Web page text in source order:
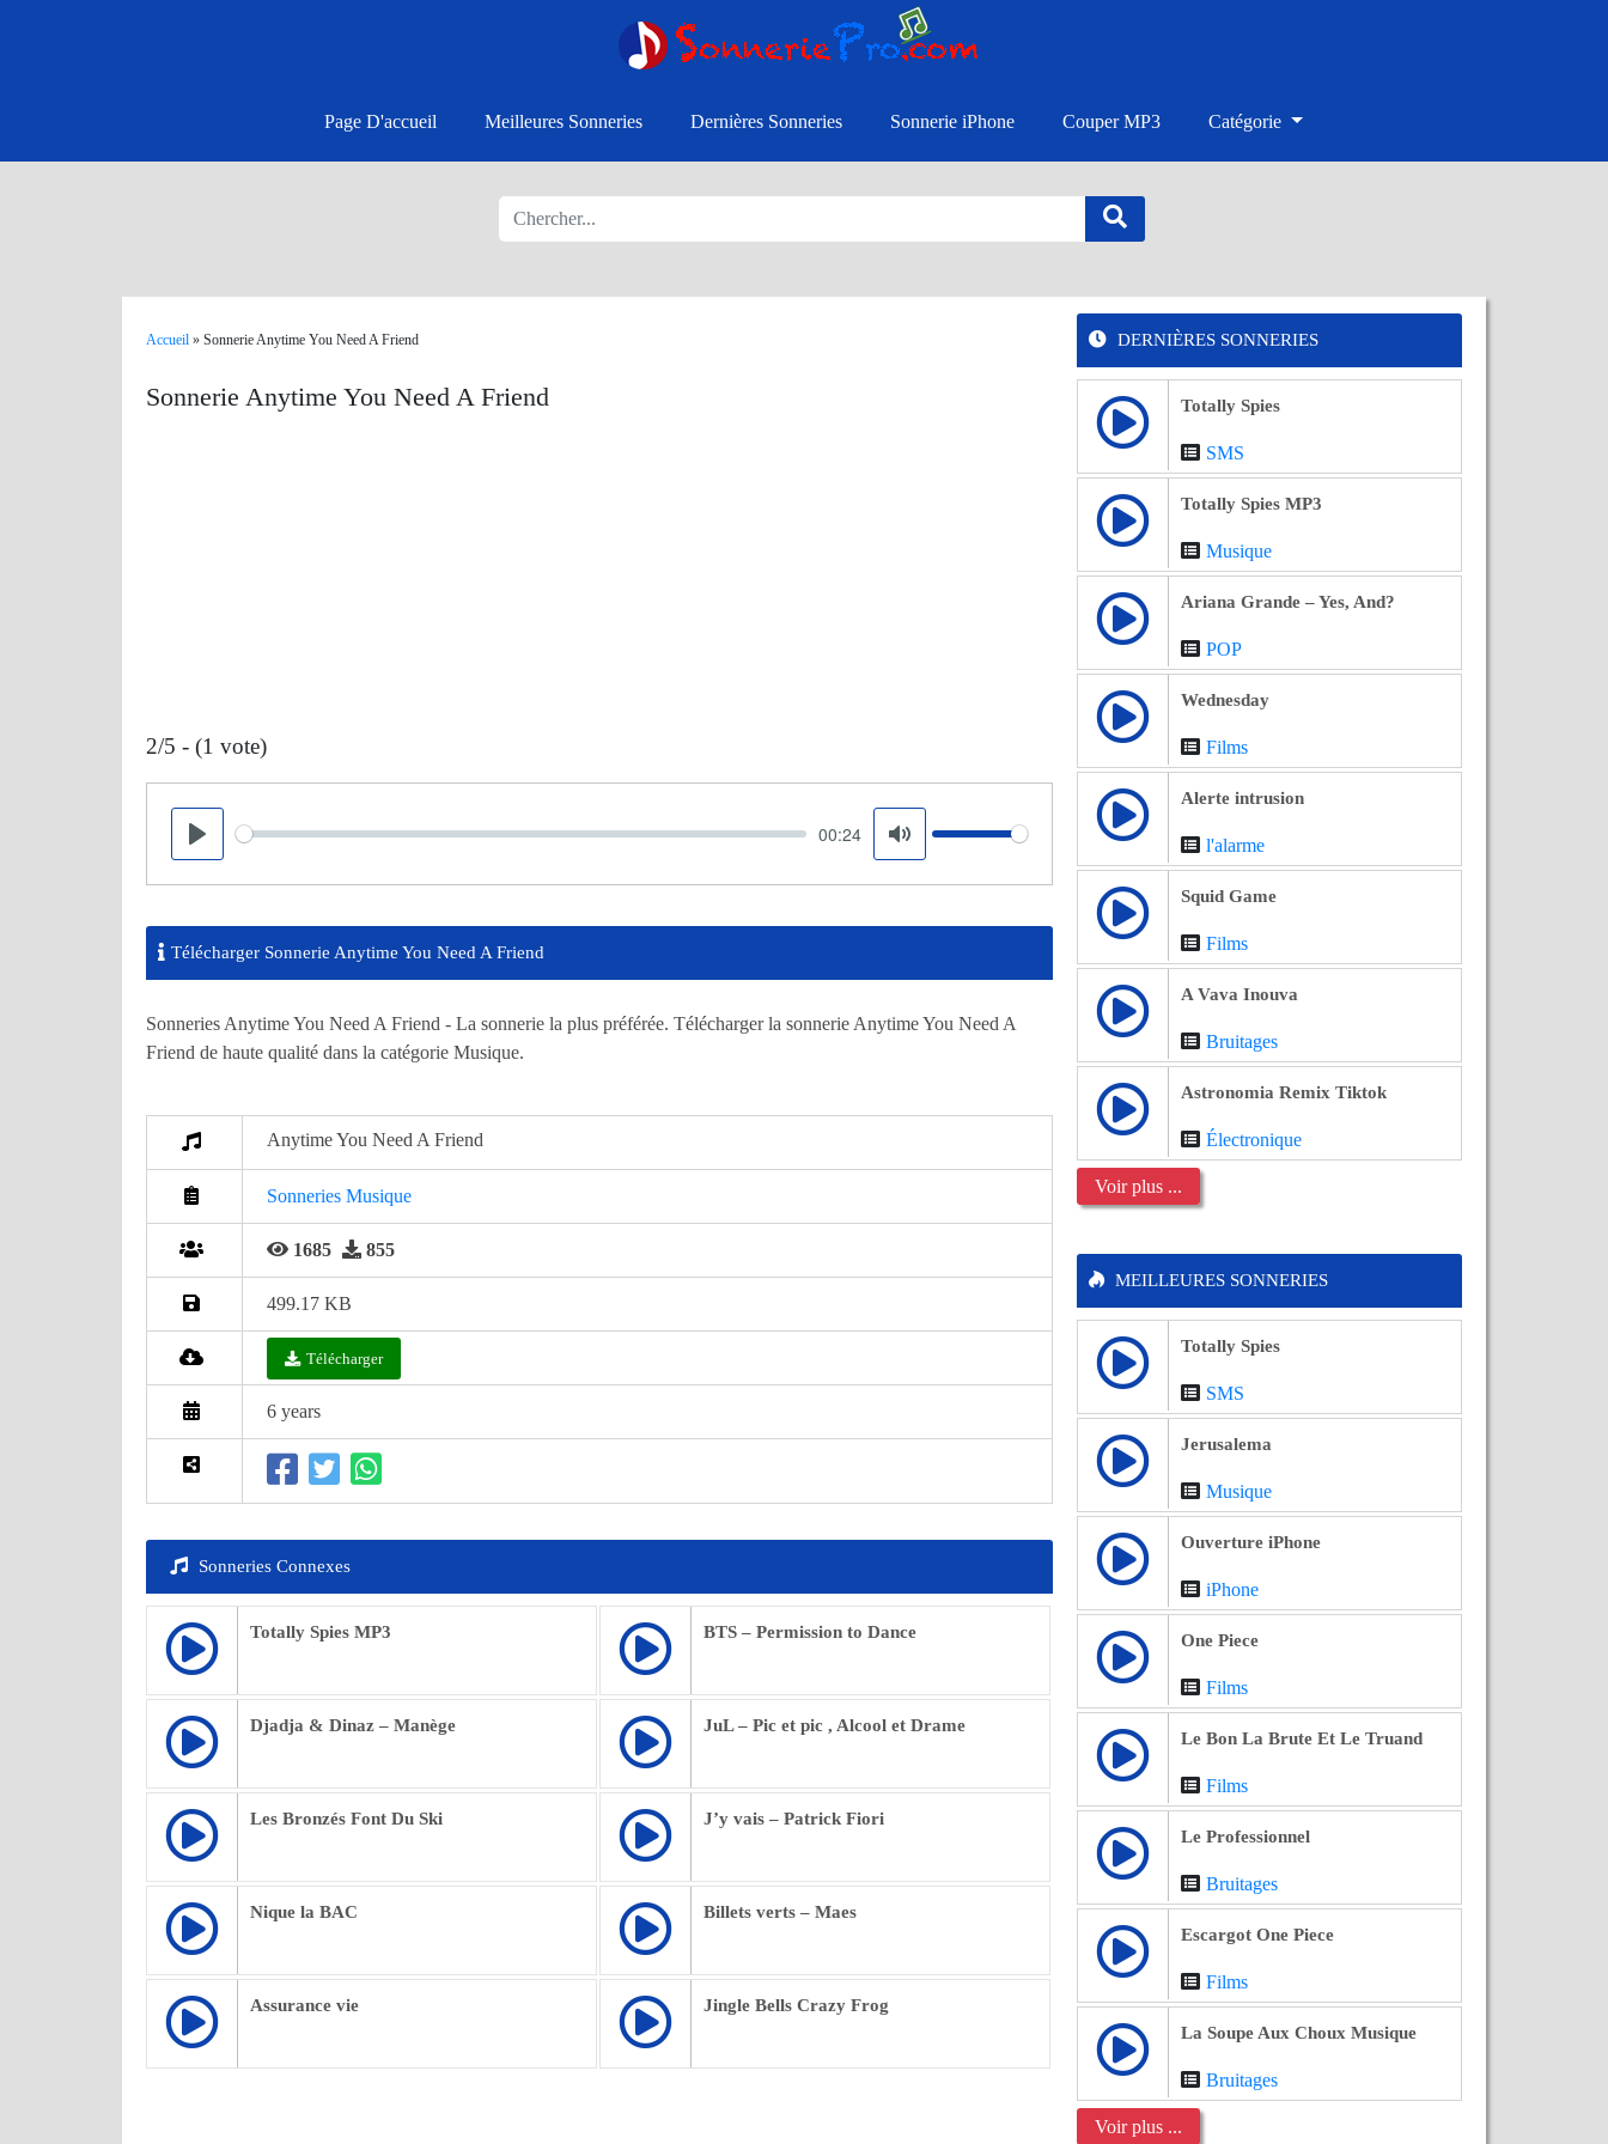
Page D'accueil Meilleures Sonneries Dernières Sonneries Sonnerie iPhone Couper MP3 Catégorie
Accueil » Sonnerie Anytime You Need A Friend
Sonnerie Anytime You Need A Friend
2/5 - (1 vote)
Play
Seek 00:24
Mute
Volume
Télécharger Sonnerie Anytime You Need A Friend
Sonneries Anytime You Need A Friend - La sonnerie la plus préférée. Télécharger la sonnerie Anytime You Need A
Friend de haute qualité dans la catégorie Musique.
Anytime You Need A Friend
Sonneries Musique
1685 855
499.17 KB
Télécharger
6 years
Sonneries Connexes
Totally Spies MP3 BTS – Permission to Dance
Djadja & Dinaz – Manège JuL – Pic et pic , Alcool et Drame
Les Bronzés Font Du Ski J’y vais – Patrick Fiori
Nique la BAC Billets verts – Maes
Assurance vie Jingle Bells Crazy Frog
DERNIÈRES SONNERIES
Totally Spies
SMS
Totally Spies MP3
Musique
Ariana Grande – Yes, And?
POP
Wednesday
Films
Alerte intrusion
l'alarme
Squid Game
Films
A Vava Inouva
Bruitages
Astronomia Remix Tiktok
Électronique
Voir plus ...
MEILLEURES SONNERIES
Totally Spies
SMS
Jerusalema
Musique
Ouverture iPhone
iPhone
One Piece
Films
Le Bon La Brute Et Le Truand
Films
Le Professionnel
Bruitages
Escargot One Piece
Films
La Soupe Aux Choux Musique
Bruitages
Voir plus ...